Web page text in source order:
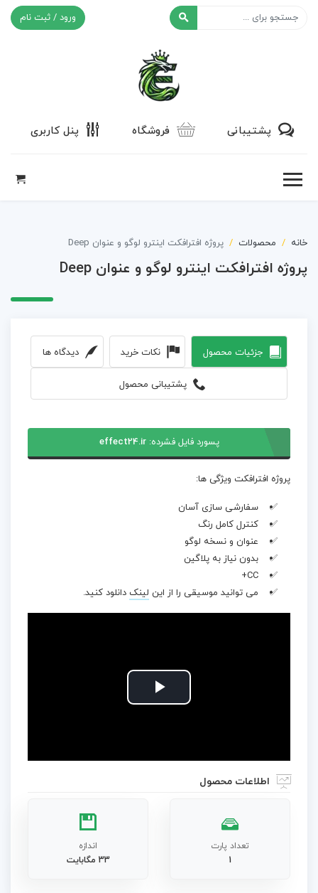
ورود / ثبت نام
پشتیبانی فروشگاه پنل کاربری
خانه محصولات پروژه افترافکت اینترو لوگو ​​​​​​​و عنوان Deep
پروژه افترافکت اینترو لوگو ​​​​​​​و عنوان Deep
جزئیات محصول نکات خرید دیدگاه ها
پشتیبانی محصول
پسورد فایل فشرده:effect24.ir
پروژه افترافکت ویژگی ها:
سفارشی سازی آسان
کنترل کامل رنگ
عنوان و نسخه لوگو
بدون نیاز به پلاگین
CC+
می توانید موسیقی را از این لینک دانلود کنید.
Play
اطلاعات محصول
تعداد پارت
1
اندازه
33 مگابایت